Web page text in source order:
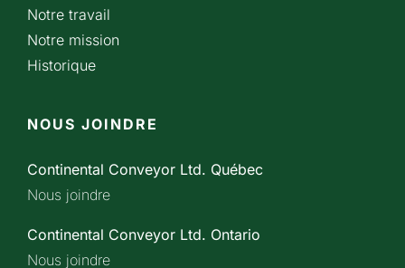
Notre travail
Notre mission
Historique
NOUS JOINDRE
Continental Conveyor Ltd. Québec
Nous joindre
Continental Conveyor Ltd. Ontario
Nous joindre